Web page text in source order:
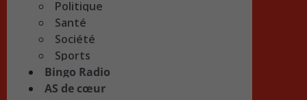
Politique
Santé
Société
Sports
Bingo Radio
AS de cœur